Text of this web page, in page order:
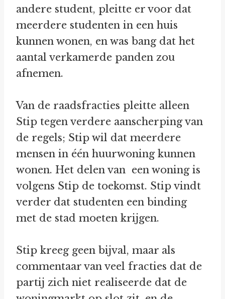
andere student, pleitte er voor dat
meerdere studenten in een huis
kunnen wonen, en was bang dat het
aantal verkamerde panden zou
afnemen.
Van de raadsfracties pleitte alleen
Stip tegen verdere aanscherping van
de regels; Stip wil dat meerdere
mensen in één huurwoning kunnen
wonen. Het delen van een woning is
volgens Stip de toekomst. Stip vindt
verder dat studenten een binding
met de stad moeten krijgen.
Stip kreeg geen bijval, maar als
commentaar van veel fracties dat de
partij zich niet realiseerde dat de